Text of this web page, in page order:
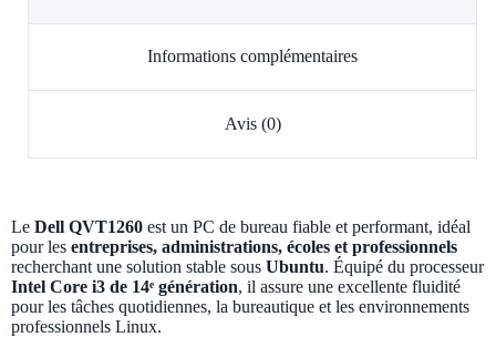
Informations complémentaires
Avis (0)
Le Dell QVT1260 est un PC de bureau fiable et performant, idéal
pour les entreprises, administrations, écoles et professionnels
recherchant une solution stable sous Ubuntu. Équipé du processeur
Intel Core i3 de 14ᵉ génération, il assure une excellente fluidité
pour les tâches quotidiennes, la bureautique et les environnements
professionnels Linux.